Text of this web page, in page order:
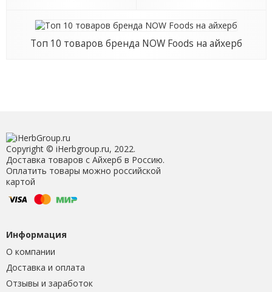
Топ 10 товаров бренда NOW Foods на айхерб
Copyright © iHerbgroup.ru, 2022.
Доставка товаров с Айхерб в Россию.
Оплатить товары можно российской
картой
Информация
О компании
Доставка и оплата
Отзывы и заработок